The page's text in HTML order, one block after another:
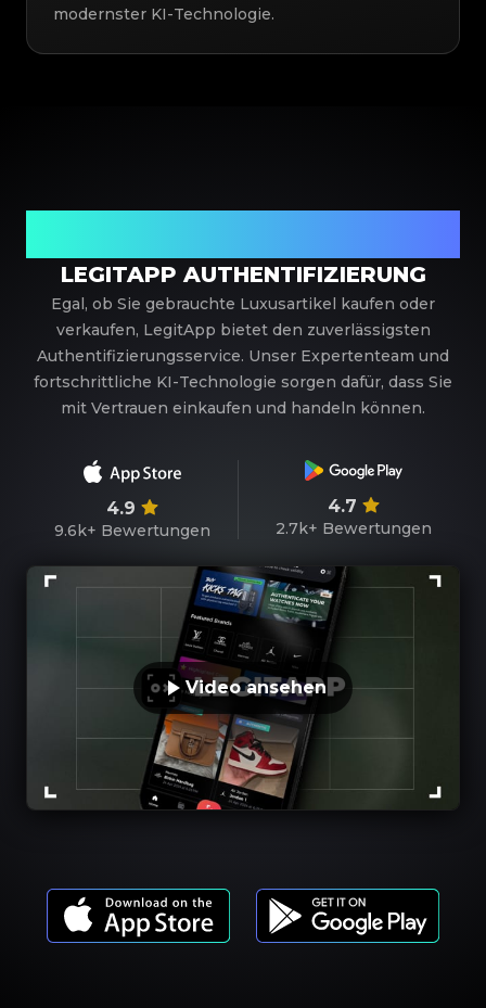
modernster KI-Technologie.
LEGITAPP AUTHENTIFIZIERUNG
Egal, ob Sie gebrauchte Luxusartikel kaufen oder
verkaufen, LegitApp bietet den zuverlässigsten
Authentifizierungsservice. Unser Expertenteam und
fortschrittliche KI-Technologie sorgen dafür, dass Sie
mit Vertrauen einkaufen und handeln können.
4.9
9.6k+ Bewertungen
4.7
2.7k+ Bewertungen
Video ansehen